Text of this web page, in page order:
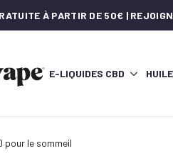
À PARTIR DE 50€ |
E-LIQUIDES CBD
pour le sommeil